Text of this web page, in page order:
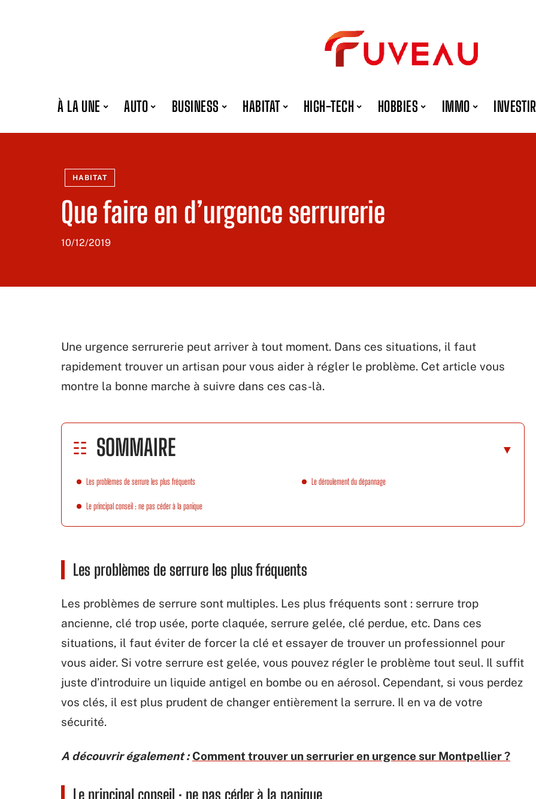
À LA UNE AUTO BUSINESS HABITAT HIGH-TECH HOBBIES IMMO INVESTIR
HABITAT
Que faire en d’urgence serrurerie
10/12/2019
Une urgence serrurerie peut arriver à tout moment. Dans ces situations, il faut
rapidement trouver un artisan pour vous aider à régler le problème. Cet article vous
montre la bonne marche à suivre dans ces cas-là.
SOMMAIRE
Les problèmes de serrure les plus fréquents
Le principal conseil : ne pas céder à la panique
Le déroulement du dépannage
Les problèmes de serrure les plus fréquents
Les problèmes de serrure sont multiples. Les plus fréquents sont : serrure trop
ancienne, clé trop usée, porte claquée, serrure gelée, clé perdue, etc. Dans ces
situations, il faut éviter de forcer la clé et essayer de trouver un professionnel pour
vous aider. Si votre serrure est gelée, vous pouvez régler le problème tout seul. Il suffit
juste d’introduire un liquide antigel en bombe ou en aérosol. Cependant, si vous perdez
vos clés, il est plus prudent de changer entièrement la serrure. Il en va de votre
sécurité.
A découvrir également : Comment trouver un serrurier en urgence sur Montpellier ?
Le principal conseil : ne pas céder à la panique